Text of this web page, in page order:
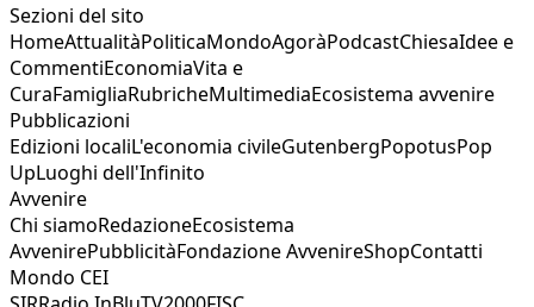
Sezioni del sito
HomeAttualitàPoliticaMondoAgoràPodcastChiesaIdee e
CommentiEconomiaVita e
CuraFamigliaRubricheMultimediaEcosistema avvenire
Pubblicazioni
Edizioni localiL'economia civileGutenbergPopotusPop
UpLuoghi dell'Infinito
Avvenire
Chi siamoRedazioneEcosistema
AvvenirePubblicitàFondazione AvvenireShopContatti
Mondo CEI